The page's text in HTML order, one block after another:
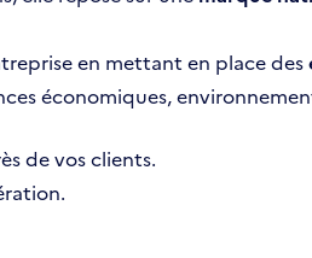
en mettant en place des
économiques,
de vos clients.